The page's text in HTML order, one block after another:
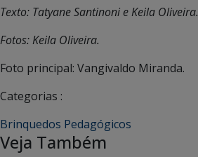
Texto: Tatyane Santinoni e Keila Oliveira.
Fotos: Keila Oliveira.
Foto principal: Vangivaldo Miranda.
Categorias :
Brinquedos Pedagógicos
Veja Também